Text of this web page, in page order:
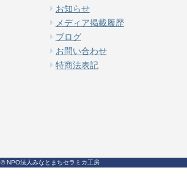
お知らせ
メディア掲載履歴
ブログ
お問い合わせ
特商法表記
© NPO法人みなとまちセラミカ工房